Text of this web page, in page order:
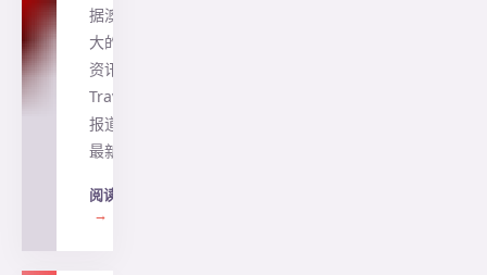
据澳洲最
大的旅游
资讯网站
Traveller
报道，在
最新的…
阅读全文
→